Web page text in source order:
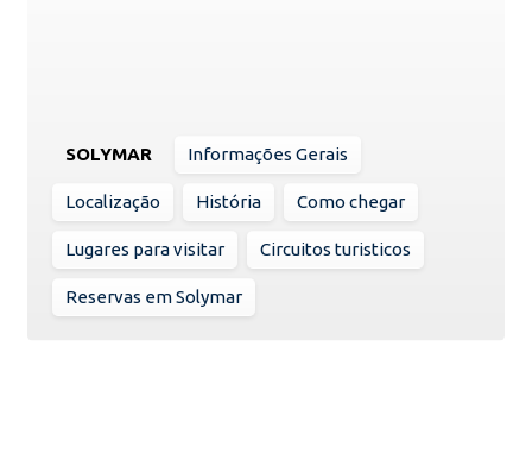
SOLYMAR Informações Gerais
Localização História Como chegar
Lugares para visitar Circuitos turisticos
Reservas em Solymar